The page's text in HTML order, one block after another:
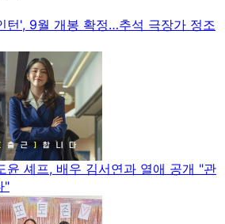
턴', 9월 개봉 확정…추석 극장가 정조
윤 셰프, 배우 김서연과 열애 공개 "관
"